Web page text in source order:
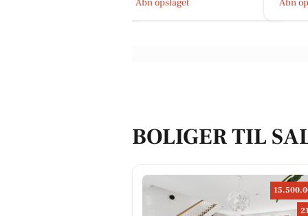
Åbn opslaget Åbn
BOLIGER TIL